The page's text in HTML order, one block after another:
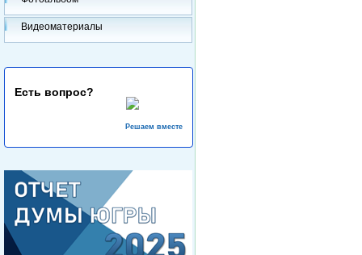
Видеоматериалы
Есть вопрос?
Решаем вместе